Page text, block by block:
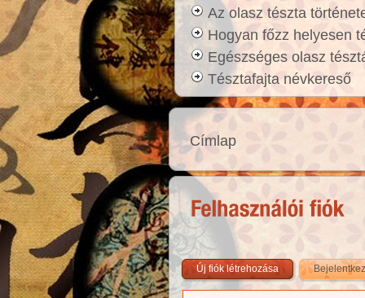
Az olasz tészta
Hogyan főzz helyesen
Egészséges olasz
Tésztafajta névkereső
Címlap
Új fiók létrehozása